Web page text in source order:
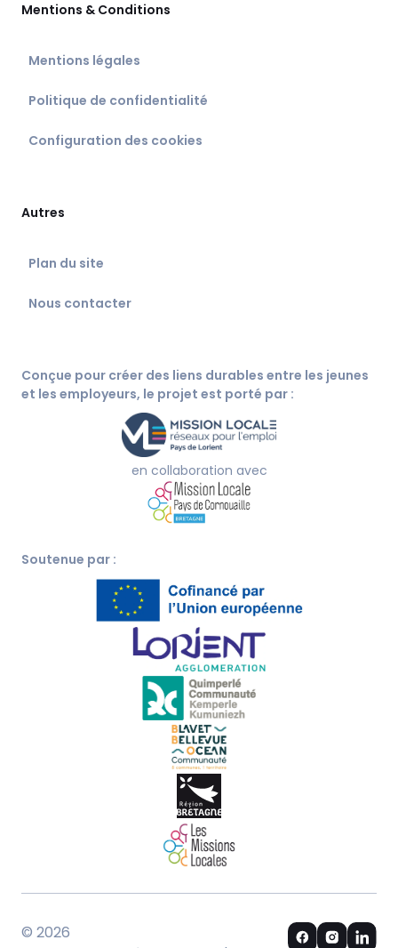
Mentions & Conditions
Mentions légales
Politique de confidentialité
Configuration des cookies
Autres
Plan du site
Nous contacter
Conçue pour créer des liens durables entre les jeunes
et les employeurs, le projet est porté par :
en collaboration avec
Soutenue par :
© 2026